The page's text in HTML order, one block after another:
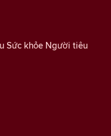
Sức khỏe Người tiêu